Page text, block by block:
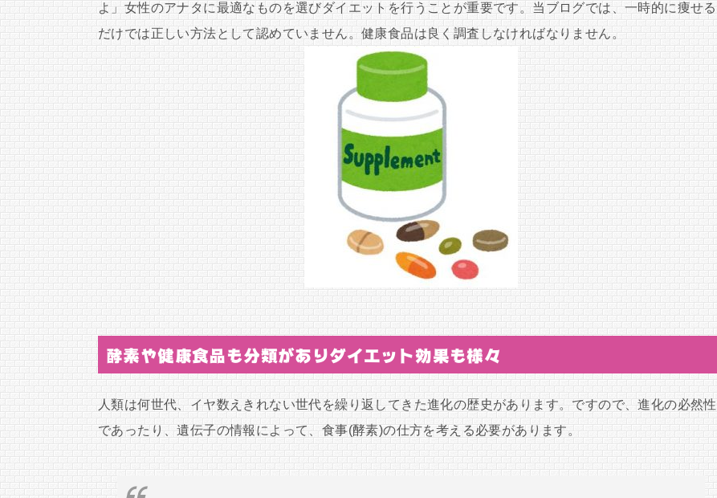
よ」女性のアナタに最適なものを選びダイエットを行うことが重要です。当ブログでは、一時的に痩せる
だけでは正しい方法として認めていません。健康食品は良く調査しなければなりません。
酵素や健康食品も分類がありダイエット効果も様々
人類は何世代、イヤ数えきれない世代を繰り返してきた進化の歴史があります。ですので、進化の必然性
であったり、遺伝子の情報によって、食事(酵素)の仕方を考える必要があります。